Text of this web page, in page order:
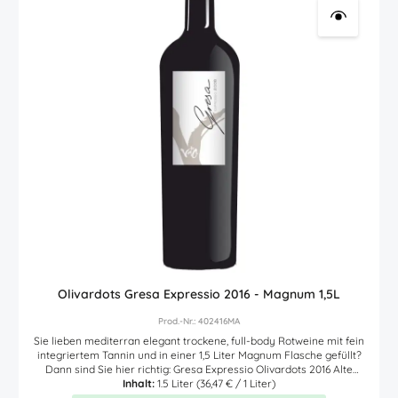
Olivardots Gresa Expressio 2016 - Magnum 1,5L
Prod.-Nr.: 402416MA
Sie lieben mediterran elegant trockene, full-body Rotweine mit fein
integriertem Tannin und in einer 1,5 Liter Magnum Flasche gefüllt?
Dann sind Sie hier richtig: Gresa Expressio Olivardots 2016 Alte
Rebstockbestände und eine fantastische Winzerin sind einer der
Inhalt: 1.5 Liter (36,47 € / 1 Liter)